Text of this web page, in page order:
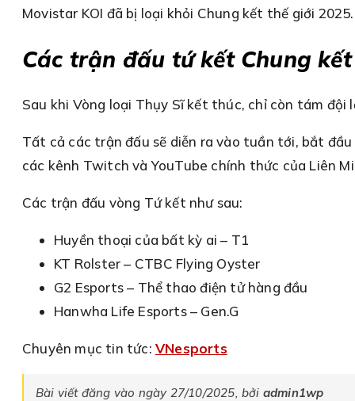
Movistar KOI đã bị loại khỏi Chung kết thế giới
Các trận đấu tứ kết Chung
Sau khi Vòng loại Thụy Sĩ kết thúc, chỉ còn tám
Tất cả các trận đấu sẽ diễn ra vào tuần tới, bắt
các kênh Twitch và YouTube chính thức của Liên
Các trận đấu vòng Tứ kết như sau:
Huyền thoại của bất kỳ ai – T1
⁠KT Rolster – ⁠CTBC Flying Oyster
G2 Esports – Thể thao điện tử hàng đầu
Hanwha Life Esports – Gen.G
Chuyên mục tin tức: VNesports
Bài viết đăng vào ngày 27/10/2025, bởi admin1wp